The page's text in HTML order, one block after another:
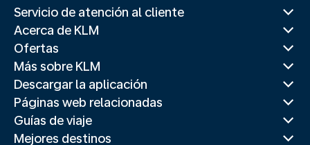
Servicio de atención al cliente
Acerca de KLM
Ofertas
Más sobre KLM
Descargar la aplicación
Páginas web relacionadas
Guías de viaje
Mejores destinos